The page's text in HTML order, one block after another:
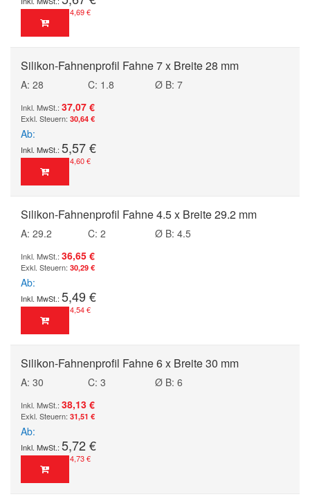
4,69 €
Silikon-Fahnenprofil Fahne 7 x Breite 28 mm
A: 28 C: 1.8
Ø B: 7
37,07 €
30,64 €
Ab
5,57 €
4,60 €
Silikon-Fahnenprofil Fahne 4.5 x Breite 29.2 mm
A: 29.2 C: 2
Ø B: 4.5
36,65 €
30,29 €
Ab
5,49 €
4,54 €
Silikon-Fahnenprofil Fahne 6 x Breite 30 mm
A: 30 C: 3
Ø B: 6
38,13 €
31,51 €
Ab
5,72 €
4,73 €